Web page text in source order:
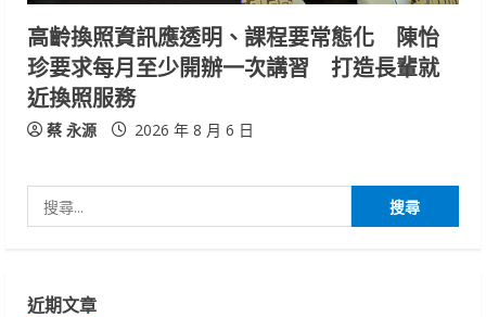
高齡換照資訊應透明、課程要常態化 陳怡
珍要求每月至少開辦一次講習 打造長輩就
近換照服務
蔡 永源 2026 年 8 月 6 日
尋
近期文章